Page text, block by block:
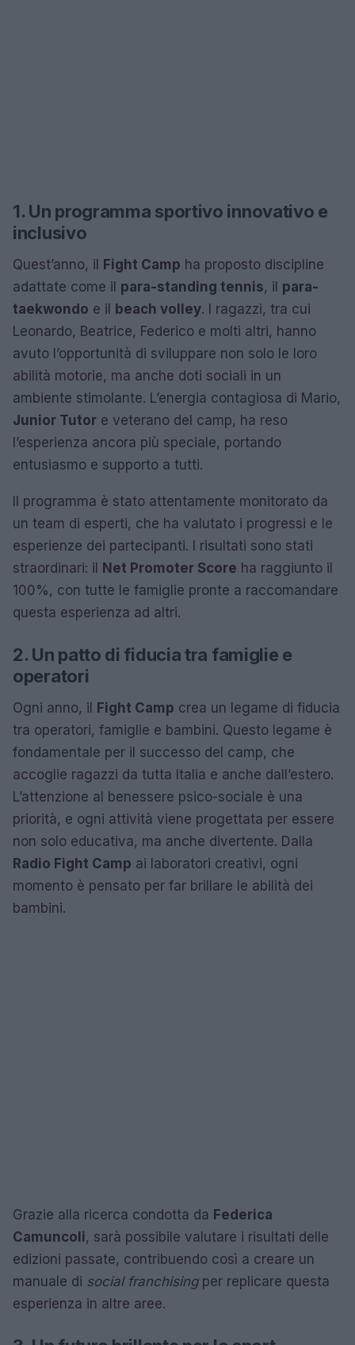
1. Un programma sportivo innovativo e
inclusivo
Quest’anno, il Fight Camp ha proposto discipline
adattate come il para-standing tennis, il para-
taekwondo e il beach volley. I ragazzi, tra cui
Leonardo, Beatrice, Federico e molti altri, hanno
avuto l’opportunità di sviluppare non solo le loro
abilità motorie, ma anche doti sociali in un
ambiente stimolante. L’energia contagiosa di Mario,
Junior Tutor e veterano del camp, ha reso
l’esperienza ancora più speciale, portando
entusiasmo e supporto a tutti.
Il programma è stato attentamente monitorato da
un team di esperti, che ha valutato i progressi e le
esperienze dei partecipanti. I risultati sono stati
straordinari: il Net Promoter Score ha raggiunto il
100%, con tutte le famiglie pronte a raccomandare
questa esperienza ad altri.
2. Un patto di fiducia tra famiglie e
operatori
Ogni anno, il Fight Camp crea un legame di fiducia
tra operatori, famiglie e bambini. Questo legame è
fondamentale per il successo del camp, che
accoglie ragazzi da tutta Italia e anche dall’estero.
L’attenzione al benessere psico-sociale è una
priorità, e ogni attività viene progettata per essere
non solo educativa, ma anche divertente. Dalla
Radio Fight Camp ai laboratori creativi, ogni
momento è pensato per far brillare le abilità dei
bambini.
Grazie alla ricerca condotta da Federica
Camuncoli, sarà possibile valutare i risultati delle
edizioni passate, contribuendo così a creare un
manuale di social franchisingper replicare questa
esperienza in altre aree.